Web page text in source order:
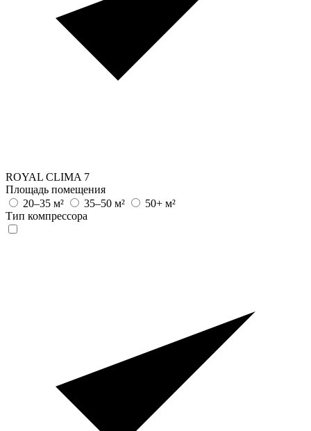
ROYAL CLIMA 7
Площадь помещения
20–35 м²
35–50 м²
50+ м²
Тип компрессора